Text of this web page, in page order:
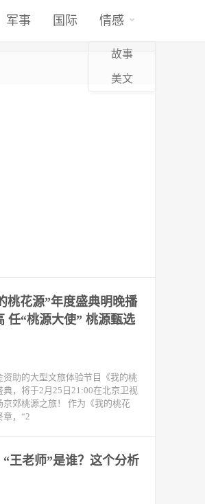
军事 国际 情感
故事
美文
桃花源”年度盛典明晚播
任“桃源大使” 桃源甄选
资助的大型文旅体验节目《我的桃
典，将于2月25日21:00在北京卫视
郊桃源之旅！ 作为《我的桃花
章，“2
“王老师”是谁？这个分析